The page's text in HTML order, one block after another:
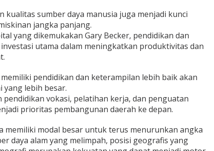
kualitas sumber daya manusia juga menjadi kunci
jangka panjang.
yang dikemukakan Gary Becker, pendidikan dan
utama dalam meningkatkan produktivitas dan
pendidikan dan keterampilan lebih baik akan
yang lebih besar.
vokasi, pelatihan kerja, dan penguatan
prioritas pembangunan daerah ke depan.
memiliki modal besar untuk terus menurunkan angka
daya alam yang melimpah, posisi geografis yang